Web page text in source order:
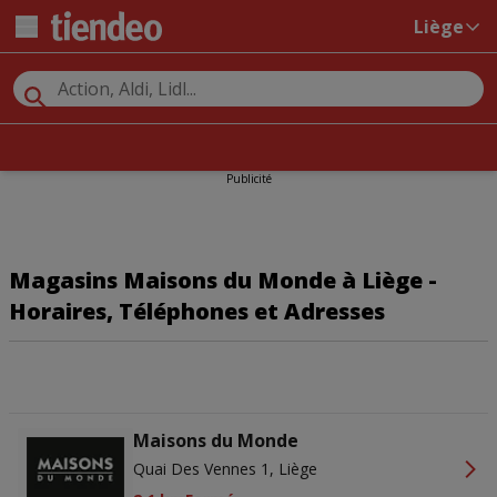
Liège
Publicité
Magasins Maisons du Monde à Liège -
Horaires, Téléphones et Adresses
Maisons du Monde
Quai Des Vennes 1, Liège